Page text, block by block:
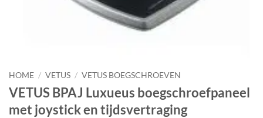
HOME / VETUS / VETUS BOEGSCHROEVEN
VETUS BPAJ Luxueus boegschroefpaneel
met joystick en tijdsvertraging